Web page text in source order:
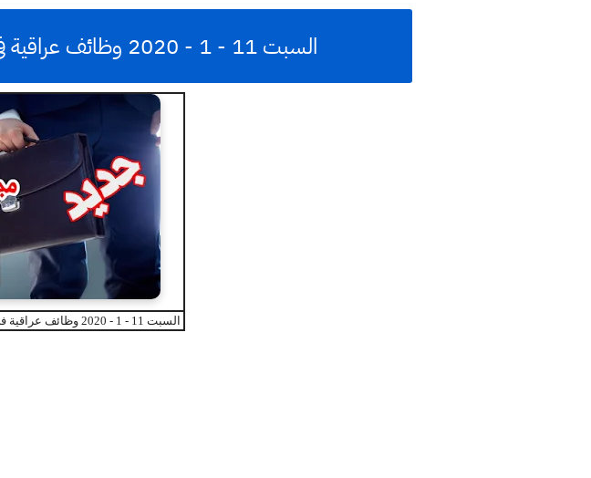
السبت 11 - 1 - 2020 وظائف عراقية في شركات اهلية تعيينات العراق للبنات والشباب
السبت 11 - 1 - 2020 وظائف عراقية في شركات اهلية تعيينات العراق للبنات والشباب